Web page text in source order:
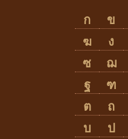
ก ข
ฆ
ง
ซ
ฌ
ฐ
ฑ
ต
ถ
บ
ป